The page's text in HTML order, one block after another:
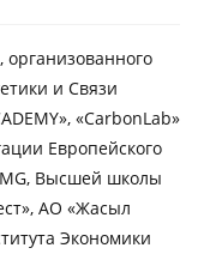
и Связи
«CarbonLab»
Европейского
Высшей школы
АО «Жасыл
Экономики